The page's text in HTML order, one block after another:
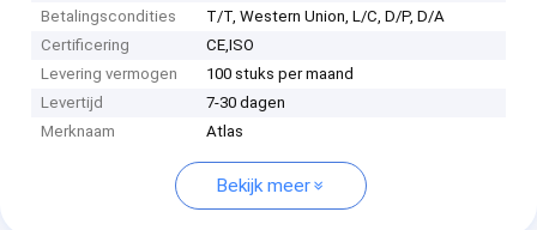
Betalingscondities
T/T, Western Union, L/C, D/P, D/A
Certificering
CE,ISO
Levering vermogen
100 stuks per maand
Levertijd
7-30 dagen
Merknaam
Atlas
Bekijk meer